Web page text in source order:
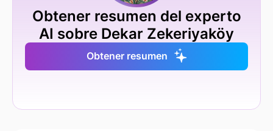
Obtener resumen del experto
AI sobre Dekar Zekeriyaköy
Obtener resumen